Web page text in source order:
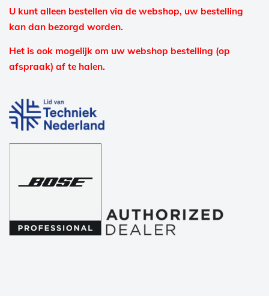
U kunt alleen bestellen via de webshop, uw bestelling
kan dan bezorgd worden.
Het is ook mogelijk om uw webshop bestelling (op
afspraak) af te halen.